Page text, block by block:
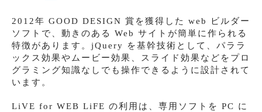
2012年 GOOD DESIGN 賞を獲得した web ビルダー
ソフトで、動きのある Web サイトが簡単に作られる
特徴があります。jQuery を基幹技術として、パララ
ックス効果やムービー効果、スライド効果などをプロ
グラミング知識なしでも操作できるように設計されて
います。
LiVE for WEB LiFE の利用は、専用ソフトを PC に